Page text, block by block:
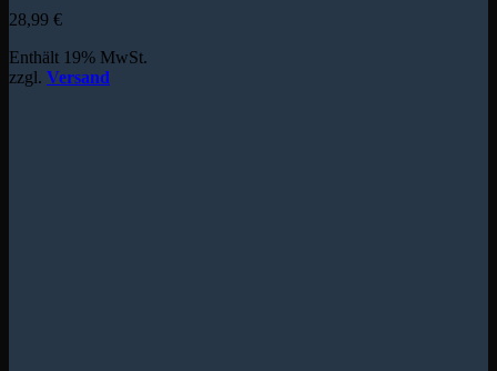
28,99 €
Enthält 19% MwSt.
zzgl. Versand